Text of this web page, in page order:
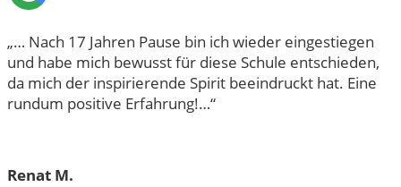
„… Nach 17 Jahren Pause bin ich wieder eingestiegen
und habe mich bewusst für diese Schule entschieden,
da mich der inspirierende Spirit beeindruckt hat. Eine
rundum positive Erfahrung!…“
Renat M.